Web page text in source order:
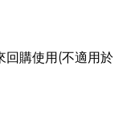
回購使用(不適用於